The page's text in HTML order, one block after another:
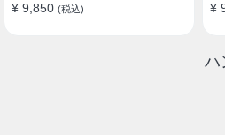
¥ 9,850 (税込) ¥
ハ